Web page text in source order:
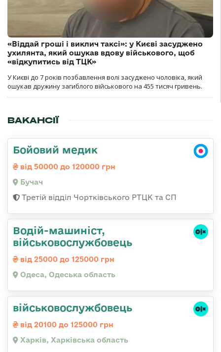
«Віддай гроші і виклич таксі»: у Києві засуджено
ухилянта, який ошукав вдову військового, щоб
«відкупитись від ТЦК»
У Києві до 7 років позбавлення волі засуджено чоловіка, який
ошукав дружину загиблого військового на 455 тисяч гривень.
ВАКАНСІЇ
Бойовий медик
від 50000 до 120000 грн
Бучач
Третій відділ Чортківського РТЦК та СП
Водій-машиніст,
військовослужбовець
від 25000 до 125000 грн
Одеса, Одеська область
військовослужбовець
від 20100 до 125000 грн
Харків, Харківська область